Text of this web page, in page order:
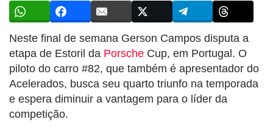
Neste final de semana Gerson Campos disputa a
etapa de Estoril da Porsche Cup, em Portugal. O
piloto do carro #82, que também é apresentador do
Acelerados, busca seu quarto triunfo na temporada
e espera diminuir a vantagem para o líder da
competição.